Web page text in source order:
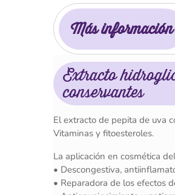
Más información
Extracto
conservantes
El extracto de pepita de uva
Vitaminas y fitoesteroles.
La aplicación en cosmética
• Descongestiva,
• Reparadora de los efectos